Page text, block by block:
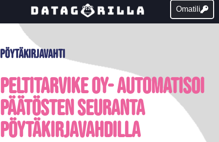
Omatili
Pöytäkirjavahti
Peltitarvike Oy- Automatisoi
päätösten seuranta
pöytäkirjavahdilla